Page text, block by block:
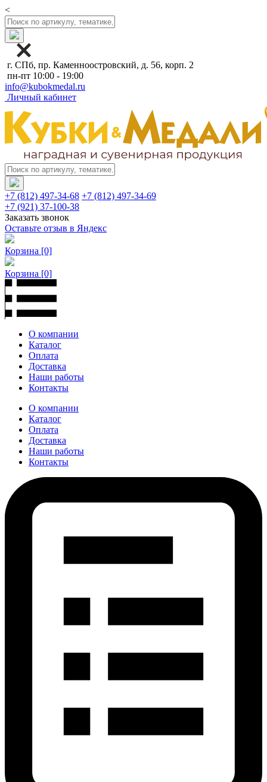
<
г. СПб, пр. Каменноостровский, д. 56, корп. 2
пн-пт 10:00 - 19:00
info@kubokmedal.ru
Личный кабинет
+7 (812) 497-34-68 +7 (812) 497-34-69
+7 (921) 37-100-38
Заказать звонок
Оставьте отзыв в Яндекс
Корзина [0]
Корзина [0]
О компании
Каталог
Оплата
Доставка
Наши работы
Контакты
О компании
Каталог
Оплата
Доставка
Наши работы
Контакты